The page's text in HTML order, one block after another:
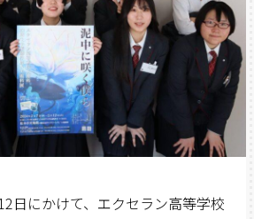
日にかけて、エクセラン高等学校